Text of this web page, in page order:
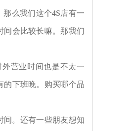
么我们这个4S店有一
间会比较长嘛。那我们
营业时间也是不太一
的下班晚。购买哪个品
间。还有一些朋友想知